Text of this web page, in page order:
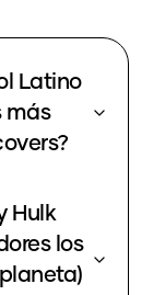
Latino
más
Hulk
los